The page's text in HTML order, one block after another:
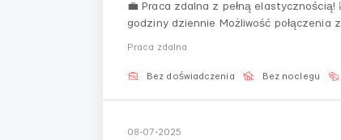
💼 Praca zdalna z pełną elastycznością! 📈 Co otrzymasz? Dogodny harmonogram – praca 1-2
godziny dziennie Możliwość połączenia z główną pracą lub nauką Pełne szkolenie i wsparcie na
Praca zdalna
Bez doświadczenia Bez noclegu
08-07-2025